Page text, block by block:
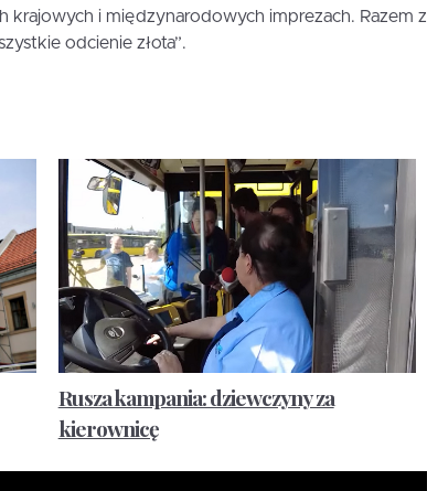
krajowych i międzynarodowych imprezach. Razem z
odcienie złota”.
Rusza kampania: dziewczyny za
kierownicę